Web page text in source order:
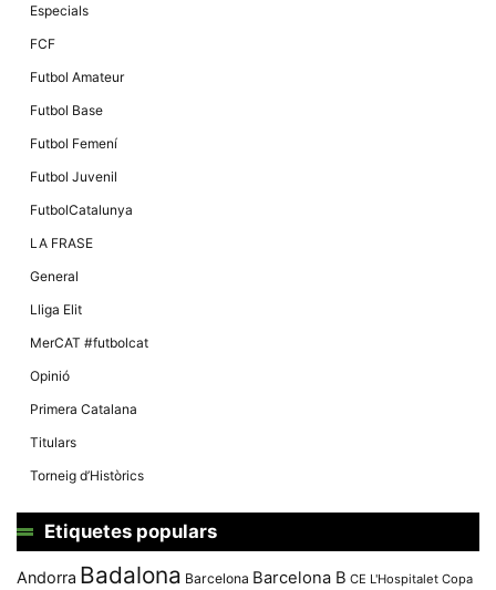
Especials
FCF
Futbol Amateur
Futbol Base
Futbol Femení
Futbol Juvenil
FutbolCatalunya
LA FRASE
General
Lliga Elit
MerCAT #futbolcat
Opinió
Primera Catalana
Titulars
Torneig d’Històrics
Etiquetes populars
Andorra Badalona Barcelona Barcelona B CE L'Hospitalet Copa